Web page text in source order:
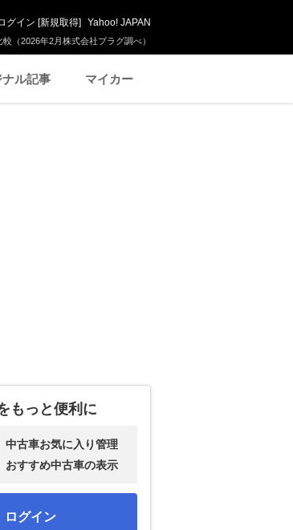
（2026年2月株式会社プラグ調べ）
グイン [新規取得] Yahoo! JAPAN
ナル記事 マイカー
もっと便利に
中古車お気に入り管理
おすすめ中古車の表示
ログイン